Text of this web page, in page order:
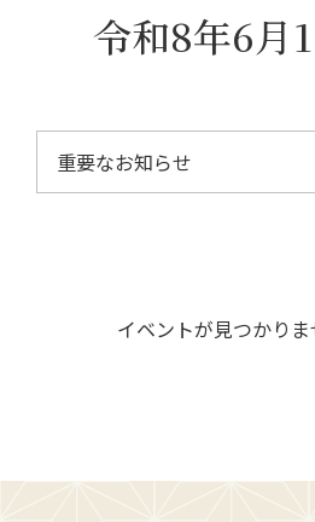
令和8年6月
イベントが見つかりま